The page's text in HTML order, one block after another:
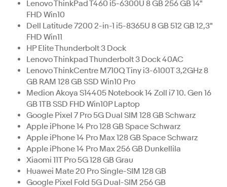
Lenovo ThinkPad T460 i5-6300U 8 GB 256 GB 14"
FHD Win10
Dell Latitude 7200 2-in-1 i5-8365U 8 GB 512 GB 12,3"
FHD Win11
HP Elite Thunderbolt 3 Dock
Lenovo Thinkpad Thunderbolt 3 Dock 40AC
Lenovo ThinkCentre M710Q Tiny i3-6100T 3,2GHz 8
GB RAM 128 GB SSD Win10 Pro
Medion Akoya S14405 Notebook 14 Zoll i7 10. Gen 16
GB 1TB SSD FHD Win10P Laptop
Google Pixel 7 Pro 5G Dual SIM 128 GB Schwarz
Apple iPhone 14 Pro 128 GB Space Schwarz
Apple iPhone 14 Pro Max 128 GB Space Schwarz
Apple iPhone 14 Pro Max 256 GB Dunkellila
Xiaomi 11T Pro 5G 128 GB Grau
Huawei Mate 20 Pro Single-SIM 128 GB
Google Pixel Fold 5G Dual-SIM 256 GB